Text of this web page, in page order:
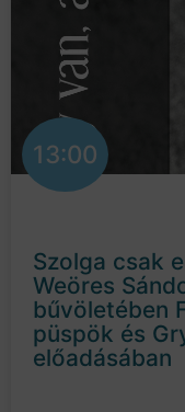
13:00
Szolga csak
Weöres
bűvöletében
püspök és
előadásában